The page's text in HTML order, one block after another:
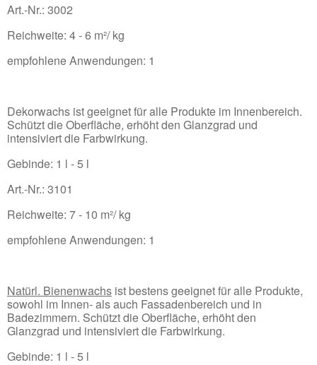
Art.-Nr.: 3002
Reichweite: 4 - 6 m²/ kg
empfohlene Anwendungen: 1
Dekorwachs ist geeignet für alle Produkte im Innenbereich.
Schützt die Oberfläche, erhöht den Glanzgrad und
intensiviert die Farbwirkung.
Gebinde: 1 l - 5 l
Art.-Nr.: 3101
Reichweite: 7 - 10 m²/ kg
empfohlene Anwendungen: 1
Natürl. Bienenwachs ist bestens geeignet für alle Produkte,
sowohl im Innen- als auch Fassadenbereich und in
Badezimmern. Schützt die Oberfläche, erhöht den
Glanzgrad und intensiviert die Farbwirkung.
Gebinde: 1 l - 5 l